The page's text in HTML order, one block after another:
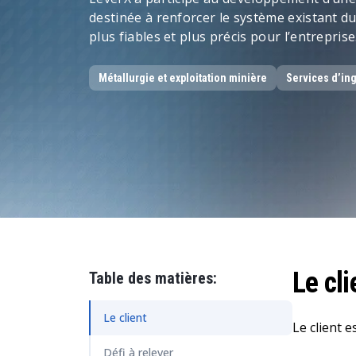
Données et analytique
Gestion de la durabilité
destinée à renforcer le système existant
plus fiables et plus précis pour l’entreprise.
Métallurgie et exploitation minière Services
Table des matières:
Le client
Défi à relever
Le
Le client